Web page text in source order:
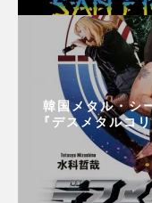
韓国メタル・シ
『デスメタルコ